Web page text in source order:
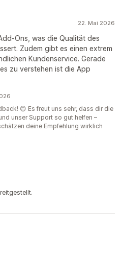
22. Mai 2026
Ons, was die Qualität des
Zudem gibt es einen extrem
Kundenservice. Gerade
zu verstehen ist die App
😊 Es freut uns sehr, dass dir die
unser Support so gut helfen –
deine Empfehlung wirklich